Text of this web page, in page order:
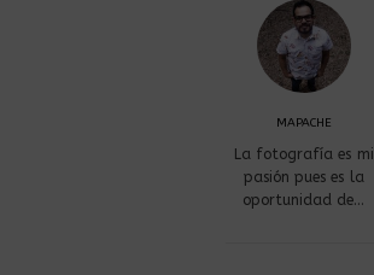
MAPACHE
La fotografía es mi
pasión pues es la
oportunidad de…